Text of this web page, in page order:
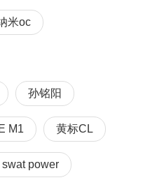
米oc
孙铭阳
M1 黄标CL
swat power